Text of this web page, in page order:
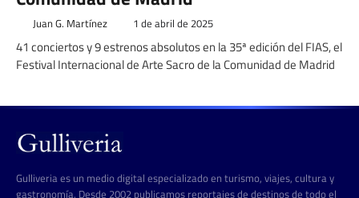
Juan G. Martínez 1 de abril de 2025
41 conciertos y 9 estrenos absolutos en la 35ª edición del FIAS, el
Festival Internacional de Arte Sacro de la Comunidad de Madrid
Gulliveria es un medio digital especializado en turismo, viajes, cultura y
gastronomía. Desde 2002 publicamos reportajes de destinos de todo el